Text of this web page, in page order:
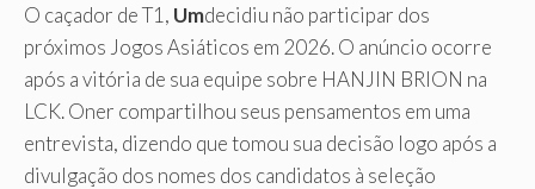
O caçador de T1, Umdecidiu não participar dos
próximos Jogos Asiáticos em 2026. O anúncio ocorre
após a vitória de sua equipe sobre HANJIN BRION na
LCK. Oner compartilhou seus pensamentos em uma
entrevista, dizendo que tomou sua decisão logo após a
divulgação dos nomes dos candidatos à seleção